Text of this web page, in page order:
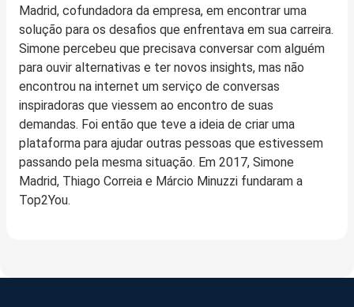
Madrid, cofundadora da empresa, em encontrar uma
solução para os desafios que enfrentava em sua carreira.
Simone percebeu que precisava conversar com alguém
para ouvir alternativas e ter novos insights, mas não
encontrou na internet um serviço de conversas
inspiradoras que viessem ao encontro de suas
demandas. Foi então que teve a ideia de criar uma
plataforma para ajudar outras pessoas que estivessem
passando pela mesma situação. Em 2017, Simone
Madrid, Thiago Correia e Márcio Minuzzi fundaram a
Top2You.